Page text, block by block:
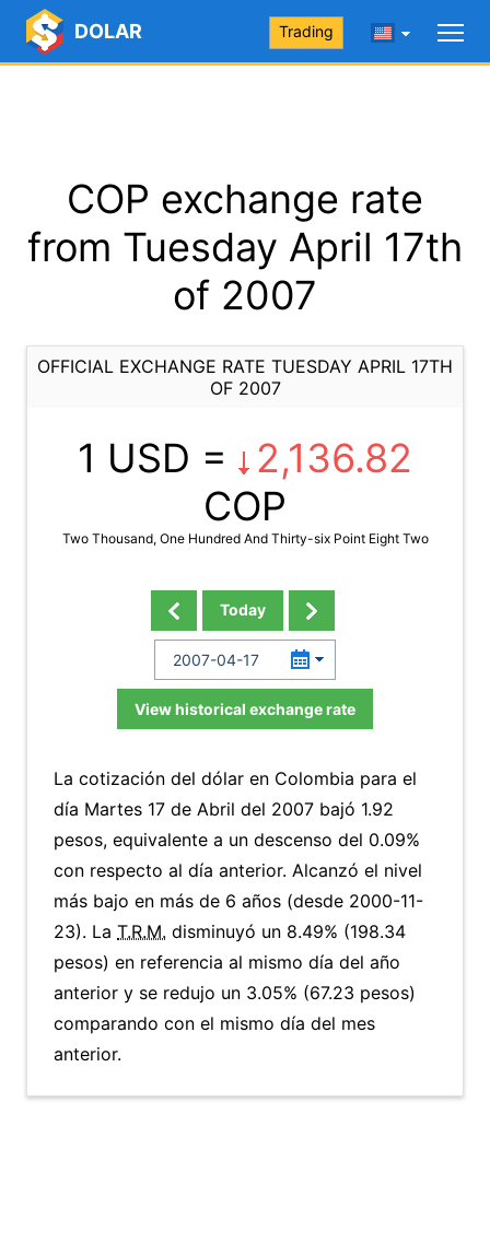
DOLAR Trading
COP exchange rate
from Tuesday April 17th
of 2007
OFFICIAL EXCHANGE RATE TUESDAY APRIL 17TH
OF 2007
1 USD =
2,136.82
COP
Two Thousand, One Hundred And Thirty-six Point Eight Two
Today
View historical exchange rate
La cotización del dólar en Colombia para el
día Martes 17 de Abril del 2007 bajó 1.92
pesos, equivalente a un descenso del 0.09%
con respecto al día anterior. Alcanzó el nivel
más bajo en más de 6 años (desde 2000-11-
23). La T.R.M. disminuyó un 8.49% (198.34
pesos) en referencia al mismo día del año
anterior y se redujo un 3.05% (67.23 pesos)
comparando con el mismo día del mes
anterior.